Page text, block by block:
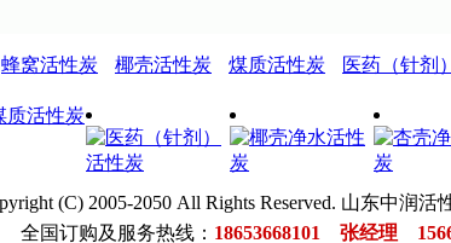
蜂窝活性炭 椰壳活性炭 煤质活性炭 医药（针剂
(C) 2005-2050 All Rights Reserved. 山东中润
全国订购及服务热线： 18653668101 张经理